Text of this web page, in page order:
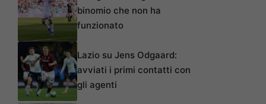
binomio che non ha
funzionato
Lazio su Jens Odgaard:
avviati i primi contatti con
gli agenti